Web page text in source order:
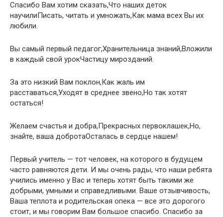
Спасибо Вам хотим сказать,Что наших деток
научилиПисать, читать и умножать,Как мама всех Вы их
любили.
Вы самый первый педагог,Хранительница знаний,Вложили
в каждый свой урокЧастицу мирозданий.
За это низкий Вам поклон,Как жаль им
расставаться,Уходят в среднее звено,Но так хотят
остаться!
Желаем счастья и добра,Прекрасных первоклашек,Но,
знайте, ваша добротаОсталась в сердце нашем!
Первый учитель — тот человек, на которого в будущем
часто равняются дети. И мы очень рады, что наши ребята
учились именно у Вас и теперь хотят быть такими же
добрыми, умными и справедливыми. Ваше отзывчивость,
Ваша теплота и родительская опека — все это дорогого
стоит, и мы говорим Вам большое спасибо. Спасибо за